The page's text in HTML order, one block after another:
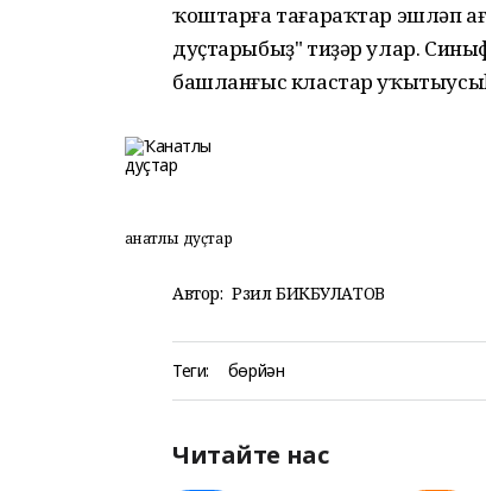
ҡоштарға тағараҡтар эшләп
дуҫтарыбыҙ" тиҙәр улар.
башланғыс кластар
Ҡанатлы дуҫтар
Автор: Рәзил БИКБУЛАТОВ
Теги: бөрйән
Читайте нас